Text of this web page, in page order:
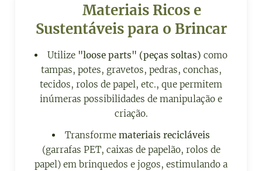
♻️ Materiais Ricos e
Sustentáveis para o Brincar
Utilize "loose parts" (peças soltas) como
tampas, potes, gravetos, pedras, conchas,
tecidos, rolos de papel, etc., que permitem
inúmeras possibilidades de manipulação e
criação.
Transforme materiais recicláveis
(garrafas PET, caixas de papelão, rolos de
papel) em brinquedos e jogos, estimulando a